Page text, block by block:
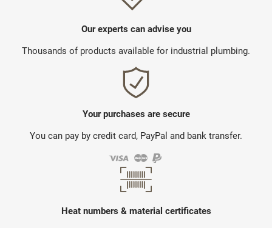
Our experts can advise you
Thousands of products available for industrial plumbing.
Your purchases are secure
You can pay by credit card, PayPal and bank transfer.
Heat numbers & material certificates